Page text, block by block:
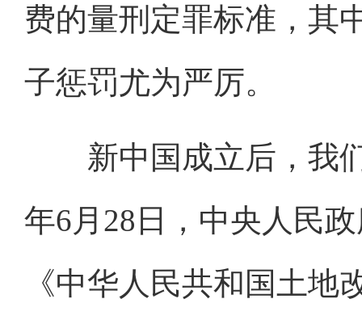
费的量刑定罪标准，其
子惩罚尤为严厉。
新中国成立后，我们
年6月28日，中央人民
《中华人民共和国土